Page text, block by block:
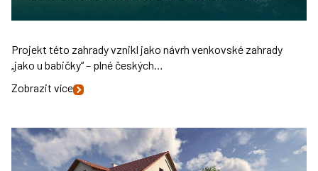
Projekt této zahrady vznikl jako návrh venkovské zahrady
„jako u babičky“ – plné českých…
Zobrazit více